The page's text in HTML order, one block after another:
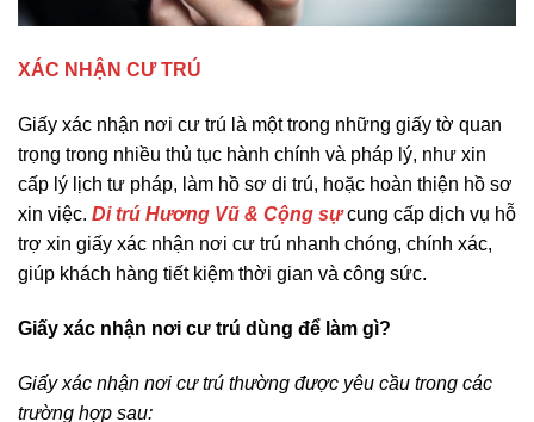
XÁC NHẬN CƯ TRÚ
Giấy xác nhận nơi cư trú là một trong những giấy tờ quan
trọng trong nhiều thủ tục hành chính và pháp lý, như xin
cấp lý lịch tư pháp, làm hồ sơ di trú, hoặc hoàn thiện hồ sơ
xin việc. Di trú Hương Vũ & Cộng sựcung cấp dịch vụ hỗ
trợ xin giấy xác nhận nơi cư trú nhanh chóng, chính xác,
giúp khách hàng tiết kiệm thời gian và công sức.
Giấy xác nhận nơi cư trú dùng để làm gì?
Giấy xác nhận nơi cư trú thường được yêu cầu trong các
trường hợp sau: